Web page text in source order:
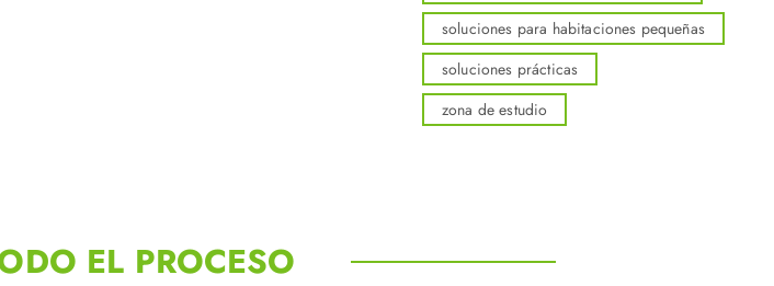
soluciones para habitaciones pequeñas
soluciones prácticas
zona de estudio
EL PROCESO